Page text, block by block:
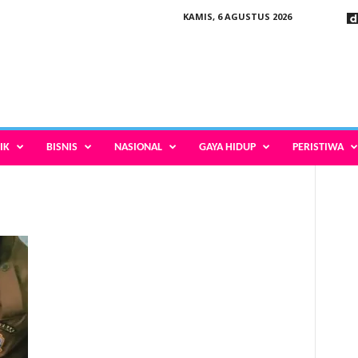
KAMIS, 6 AGUSTUS 2026
BISNIS NASIONAL GAYA HIDUP PERISTIWA